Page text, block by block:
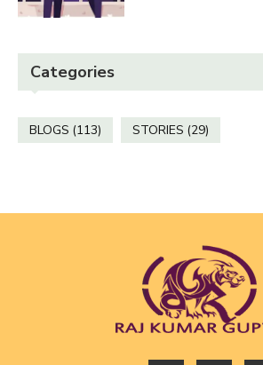
Categories
BLOGS (113) STORIES (29)